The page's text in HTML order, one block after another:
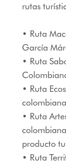
rutas
• Ruta
García
• Ruta
• Ruta
• Ruta
producto
• Ruta